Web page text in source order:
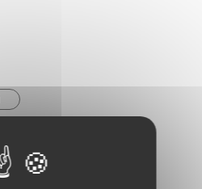
Escursionismo